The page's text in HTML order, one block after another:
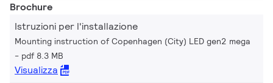
Brochure
Istruzioni per l'installazione
Mounting instruction of Copenhagen (City) LED gen2 mega
pdf 8.3 MB
Visualizza